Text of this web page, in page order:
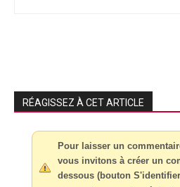
RÉAGISSEZ À CET ARTICLE
Pour laisser un
vous invitons à créer un
dessous (bouton